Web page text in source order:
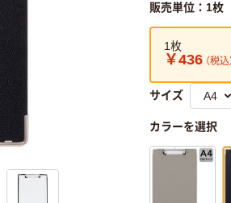
販売単位：1枚
1枚
￥436 （税込
サイズ
カラーを選択